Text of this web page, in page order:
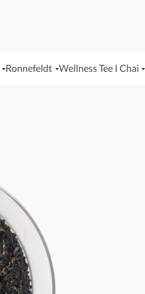
Ronnefeldt Wellness Tee I Chai